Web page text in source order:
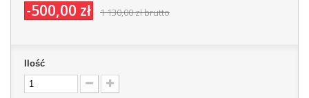
-500,00 zł 1 130,00 złbrutto
Ilość